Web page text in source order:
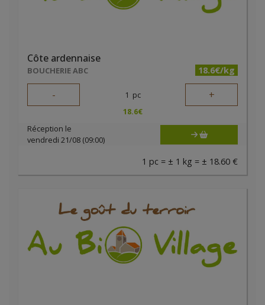
Côte ardennaise
BOUCHERIE ABC 18.6€/kg
- 1 pc +
18.6€
Réception le
vendredi 21/08 (09:00)
1 pc = ± 1 kg = ± 18.60 €